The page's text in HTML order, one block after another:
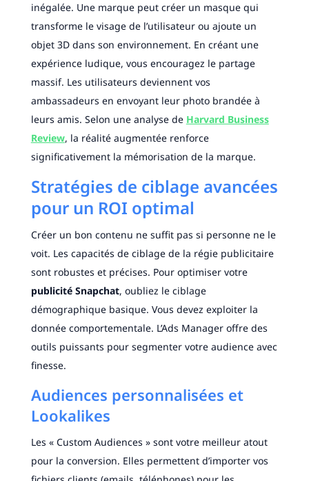
inégalée. Une marque peut créer un masque qui
transforme le visage de l’utilisateur ou ajoute un
objet 3D dans son environnement. En créant une
expérience ludique, vous encouragez le partage
massif. Les utilisateurs deviennent vos
ambassadeurs en envoyant leur photo brandée à
leurs amis. Selon une analyse de Harvard Business
Review, la réalité augmentée renforce
significativement la mémorisation de la marque.
Stratégies de ciblage avancées
pour un ROI optimal
Créer un bon contenu ne suffit pas si personne ne le
voit. Les capacités de ciblage de la régie publicitaire
sont robustes et précises. Pour optimiser votre
publicité Snapchat, oubliez le ciblage
démographique basique. Vous devez exploiter la
donnée comportementale. L’Ads Manager offre des
outils puissants pour segmenter votre audience avec
finesse.
Audiences personnalisées et
Lookalikes
Les « Custom Audiences » sont votre meilleur atout
pour la conversion. Elles permettent d’importer vos